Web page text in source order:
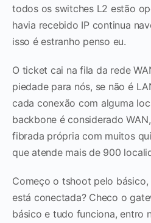
todos os switches L2 estão
havia recebido IP continua
isso é estranho penso eu.
O ticket cai na fila da rede
piedade para nós, se não é
cada conexão com alguma
backbone é considerado
fibrada própria com muitos
que atende mais de 900
Começo o tshoot pelo
está conectada? Checo o
básico e tudo funciona, entro